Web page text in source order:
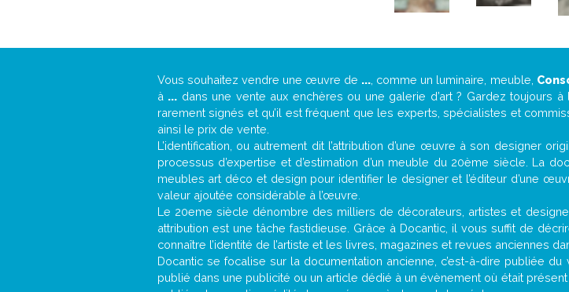
Vous souhaitez vendre une œuvre de ... , comme un luminaire, meuble,
à ... dans une vente aux enchères ou une galerie d’art ? Gardez toujours
rarement signés et qu’il est fréquent que les experts, spécialistes et
ainsi le prix de vente.
L’identification, ou autrement dit l’attribution d’une œuvre à son designer
processus d’expertise et d’estimation d’un meuble du 20ème siècle. La
meubles art déco et design pour identifier le designer et l’éditeur d’une
valeur ajoutée considérable à l’œuvre.
Le 20eme siècle dénombre des milliers de décorateurs, artistes et
attribution est une tâche fastidieuse. Grâce à Docantic, il vous suffit de
connaître l’identité de l’artiste et les livres, magazines et revues anciennes
Docantic se focalise sur la documentation ancienne, c’est-à-dire publiée du
publié dans une publicité ou un article dédié à un évènement où était